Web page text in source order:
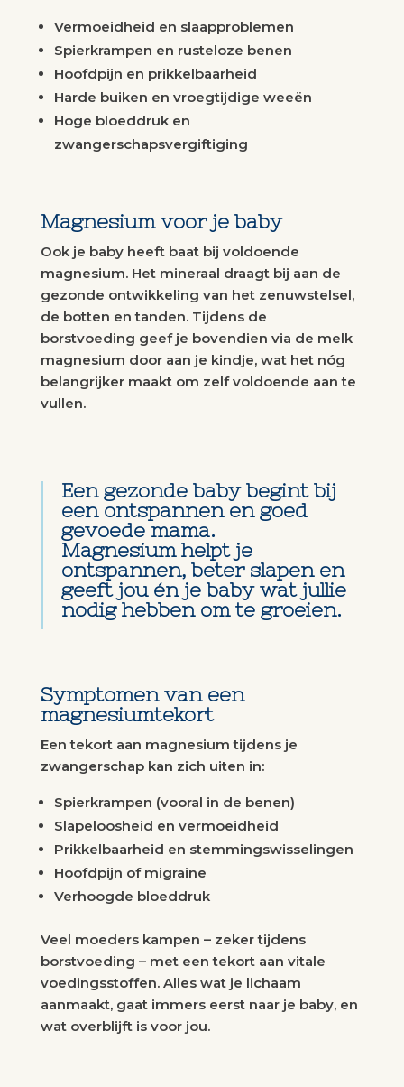
Vermoeidheid en slaapproblemen
Spierkrampen en rusteloze benen
Hoofdpijn en prikkelbaarheid
Harde buiken en vroegtijdige weeën
Hoge bloeddruk en
zwangerschapsvergiftiging
Magnesium voor je baby
Ook je baby heeft baat bij voldoende
magnesium. Het mineraal draagt bij aan de
gezonde ontwikkeling van het zenuwstelsel,
de botten en tanden. Tijdens de
borstvoeding geef je bovendien via de melk
magnesium door aan je kindje, wat het nóg
belangrijker maakt om zelf voldoende aan te
vullen.
Een gezonde baby begint bij
een ontspannen en goed
gevoede mama.
Magnesium helpt je
ontspannen, beter slapen en
geeft jou én je baby wat jullie
nodig hebben om te groeien.
Symptomen van een
magnesiumtekort
Een tekort aan magnesium tijdens je
zwangerschap kan zich uiten in:
Spierkrampen (vooral in de benen)
Slapeloosheid en vermoeidheid
Prikkelbaarheid en stemmingswisselingen
Hoofdpijn of migraine
Verhoogde bloeddruk
Veel moeders kampen – zeker tijdens
borstvoeding – met een tekort aan vitale
voedingsstoffen. Alles wat je lichaam
aanmaakt, gaat immers eerst naar je baby, en
wat overblijft is voor jou.